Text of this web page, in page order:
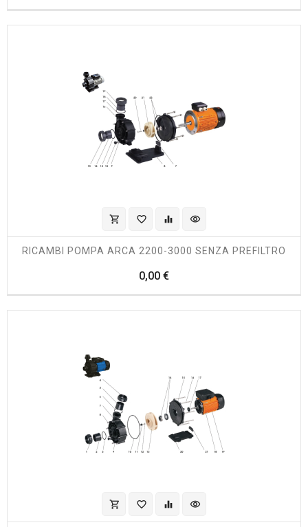
shopping_cart favorite_border equalizer visibility
RICAMBI POMPA ARCA 2200-3000 SENZA PREFILTRO
0,00 €Prezzo
shopping_cart favorite_border equalizer visibility